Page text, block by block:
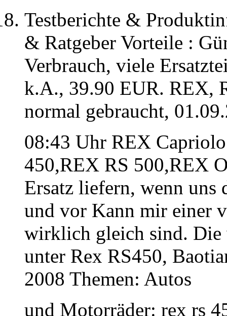
Testberichte &
& Ratgeber Vorteile :
Verbrauch, viele
k.A., 39.90 EUR. REX,
normal gebraucht,
08:43 Uhr REX
450,REX RS 500,REX
Ersatz liefern, wenn uns
und vor Kann mir einer
wirklich gleich sind. Die
unter Rex RS450,
2008 Themen: Autos
und Motorräder: rex rs